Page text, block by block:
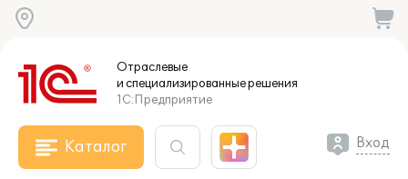
Отраслевые
и специализированныерешения
1С:Предприятие
Каталог Вход